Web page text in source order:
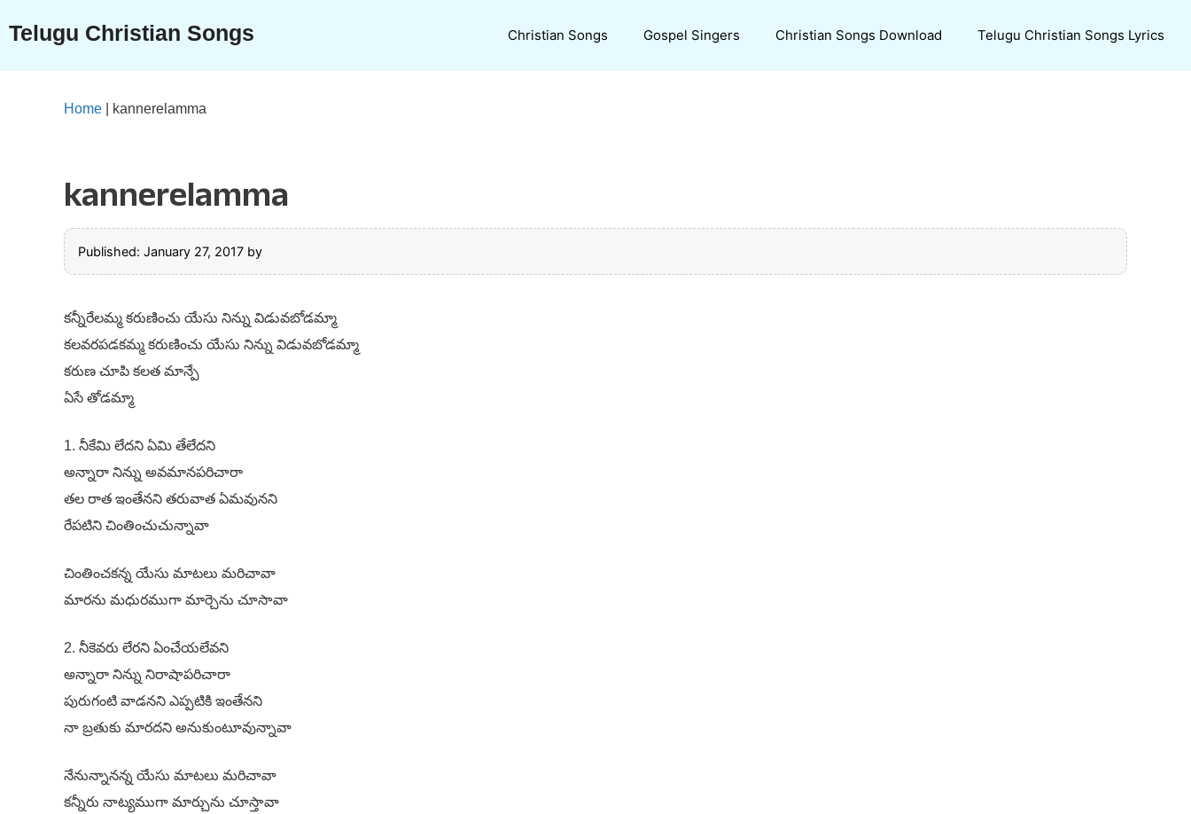
content
Telugu Christian Songs Christian Songs Gospel Singers Christian Songs Download Telugu Christian Songs Lyrics
Home kannerelamma
kannerelamma
Published: January 27, 2017 by
కన్నీరేలమ్మ కరుణించు యేసు నిన్ను విడువబోడమ్మా
కలవరపడకమ్మ కరుణించు యేసు నిన్ను విడువబోడమ్మా
కరుణ చూపి కలత మాన్పే
ఏసే తోడమ్మా
1. నీకేమి లేదని ఏమి తేలేదని
అన్నారా నిన్ను అవమానపరిచారా
తల రాత ఇంతేనని తరువాత ఏమవునని
రేపటిని చింతించుచున్నావా
చింతించకన్న యేసు మాటలు మరిచావా
మారను మధురముగా మార్చెను చూసావా
2. నీకెవరు లేరని ఏంచేయలేవని
అన్నారా నిన్ను నిరాషాపరిచారా
పురుగంటి వాడనని ఎప్పటికి ఇంతేనని
నా బ్రతుకు మారదని అనుకుంటూవున్నావా
నేనున్నానన్న యేసు మాటలు మరిచావా
కన్నీరు నాట్యముగా మార్చును చూస్తావా